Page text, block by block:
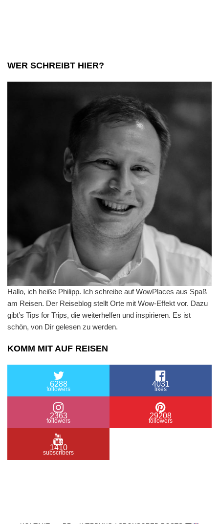
WER SCHREIBT HIER?
Hallo, ich heiße Philipp. Ich schreibe auf WowPlaces aus Spaß
am Reisen. Der Reiseblog stellt Orte mit Wow-Effekt vor. Dazu
gibt’s Tips for Trips, die weiterhelfen und inspirieren. Es ist
schön, von Dir gelesen zu werden.
KOMM MIT AUF REISEN
6288
followers
4031
likes
2363
followers
29208
followers
1410
subscribers